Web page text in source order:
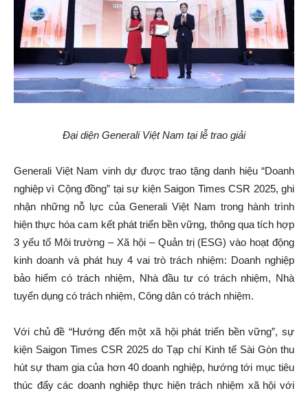
Đại diện Generali Việt Nam tại lễ trao giải
Generali Việt Nam vinh dự được trao tặng danh hiệu “Doanh
nghiệp vì Cộng đồng” tại sự kiện Saigon Times CSR 2025, ghi
nhận những nỗ lực của Generali Việt Nam trong hành trình
hiện thực hóa cam kết phát triển bền vững, thông qua tích hợp
3 yếu tố Môi trường – Xã hội – Quản trị (ESG) vào hoạt động
kinh doanh và phát huy 4 vai trò trách nhiệm: Doanh nghiệp
bảo hiểm có trách nhiệm, Nhà đầu tư có trách nhiệm, Nhà
tuyển dụng có trách nhiệm, Công dân có trách nhiệm.
Với chủ đề “Hướng đến một xã hội phát triển bền vững”, sự
kiện Saigon Times CSR 2025 do Tạp chí Kinh tế Sài Gòn thu
hút sự tham gia của hơn 40 doanh nghiệp, hướng tới mục tiêu
thúc đẩy các doanh nghiệp thực hiện trách nhiệm xã hội với